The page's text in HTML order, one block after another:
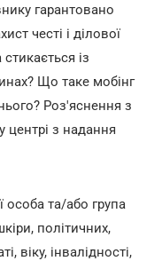
гарантовано
честі і ділової
із
Що таке мобінг
Роз'яснення з
центрі з надання
особа та/або група
політичних,
віку, інвалідності,